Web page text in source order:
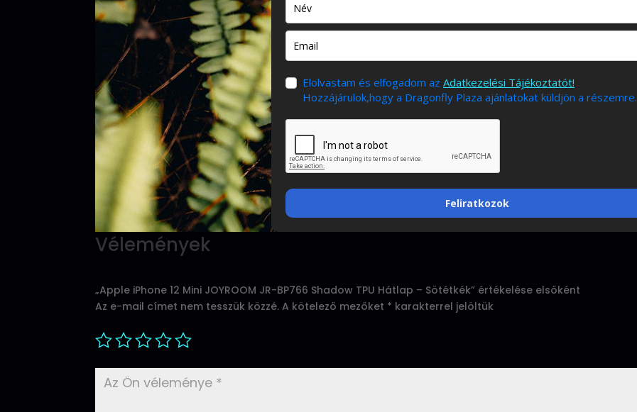
Elolvastam és elfogadom az Adatkezelési Tájékoztatót!
Hozzájárulok,hogy a Dragonfly Plaza ajánlatokat küldjön a részemre.
Feliratkozok
Vélemények
„Apple iPhone 12 Mini JOYROOM JR-BP766 Shadow TPU Hátlap – Sötétkék” értékelése elsőként
Az e-mail címet nem tesszük közzé. A kötelező mezőket * karakterrel jelöltük